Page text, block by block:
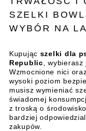
SZELKI
WYBÓR NA
Kupując szelki dla
Republic ,
Wzmocnione nici
wysoki poziom
musisz wymieniać
świadomej
z troską o
bardziej
zakupów.